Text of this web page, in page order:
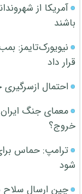
آمریکا از
باشند
قرار داد
احتمال
معمای جنگ ایران
خروج؟
ترامپ: حماس
شود
چین ارسال سلاح